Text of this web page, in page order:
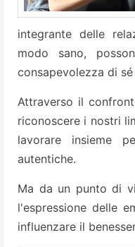
integrante delle
modo sano,
consapevolezza di
Attraverso il
riconoscere i nostri
lavorare insieme
autentiche.
Ma da un punto di
l'espressione delle
influenzare il